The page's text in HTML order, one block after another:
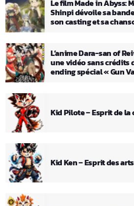
Le film Made in Abyss:
Shinpi dévoile sa
son casting et sa
L’anime Dara-san of
une vidéo sans crédits
ending spécial « Gun
Kid Pilote – Esprit de la
Kid Ken – Esprit des